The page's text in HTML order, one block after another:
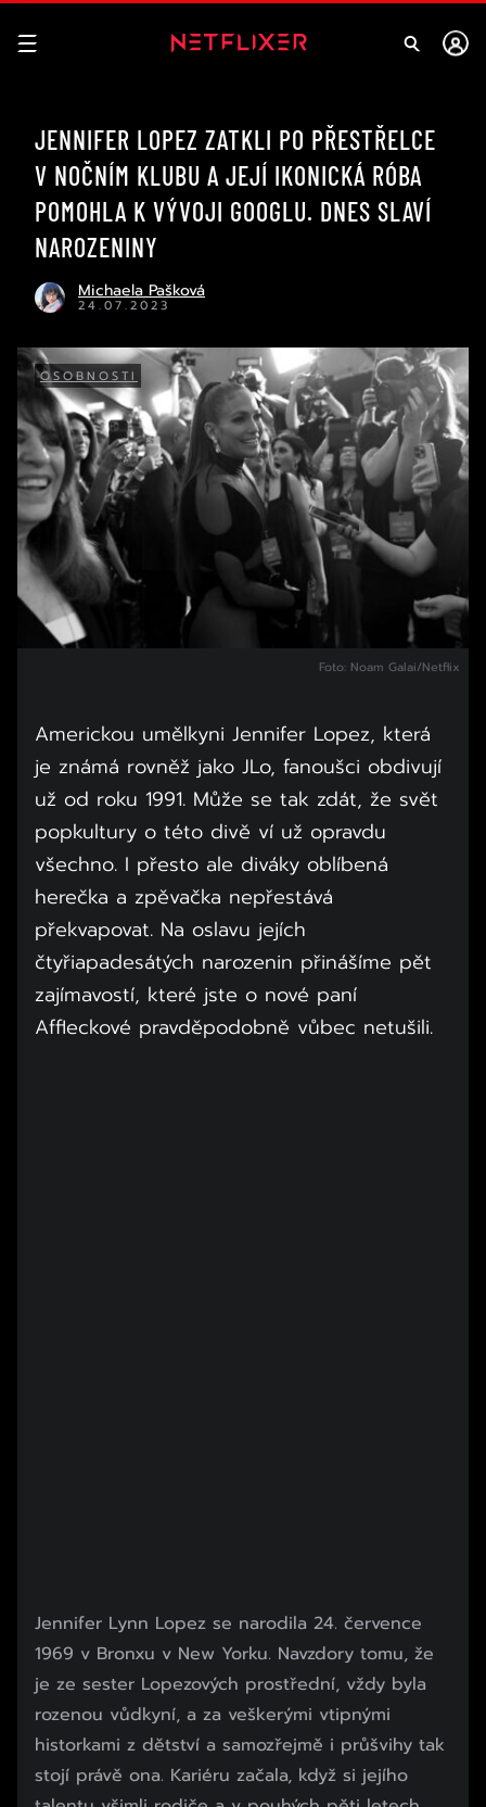
JENNIFER LOPEZ ZATKLI PO PŘESTŘELCE
V NOČNÍM KLUBU A JEJÍ IKONICKÁ RÓBA
POMOHLA K VÝVOJI GOOGLU. DNES SLAVÍ
NAROZENINY
Michaela Pašková
24.07.2023
OSOBNOSTI
Foto: Noam Galai/Netflix
Americkou umělkyni Jennifer Lopez, která
je známá rovněž jako JLo, fanoušci obdivují
už od roku 1991. Může se tak zdát, že svět
popkultury o této divě ví už opravdu
všechno. I přesto ale diváky oblíbená
herečka a zpěvačka nepřestává
překvapovat. Na oslavu jejích
čtyřiapadesátých narozenin přinášíme pět
zajímavostí, které jste o nové paní
Affleckové pravděpodobně vůbec netušili.
Jennifer Lynn Lopez se narodila 24. července
1969 v Bronxu v New Yorku. Navzdory tomu, že
je ze sester Lopezových prostřední, vždy byla
rozenou vůdkyní, a za veškerými vtipnými
historkami z dětství a samozřejmě i průšvihy tak
stojí právě ona. Kariéru začala, když si jejího